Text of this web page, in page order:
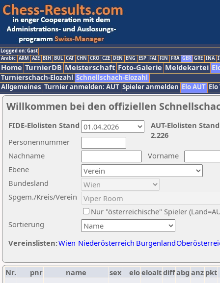
Logged on: Gast
Arabic ARM AZE BIH BUL CAT CHN CRO CZE DEN ENG ESP FAI FIN FRA GER GRE INA
Home TurnierDB Meisterschaft Foto-Galerie Meldekartei
Turnierschach-Elozahl Schnellschach-Elozahl
Allgemeines Turnier anmelden: AUT Spieler anmelden Elo AUT
Willkommen bei den offiziellen
Nachname
Vorname
Ebene
Sortierung
Personennummer
Bundesland
Spgem./Kreis/Verein
Nur "österreichische" Spieler
Vereinslisten:Wien Niederösterreich Burgenland
AUT-Elolisten
2.226
FIDE-Elolisten Stand
Nr. pnr name sex eloeloaltdiffabg anz pkt